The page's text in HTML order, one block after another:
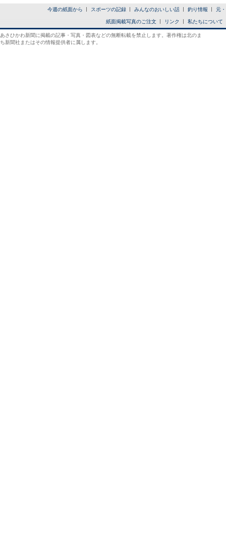
今週の紙面から スポーツの記録 みんなのおいしい話 釣り情報 元
紙面掲載写真のご注文 リンク 私たちについて
あさひかわ新聞に掲載の記事・写真・図表などの無断転載を禁止します。著作権は北のま
ち新聞社またはその情報提供者に属します。